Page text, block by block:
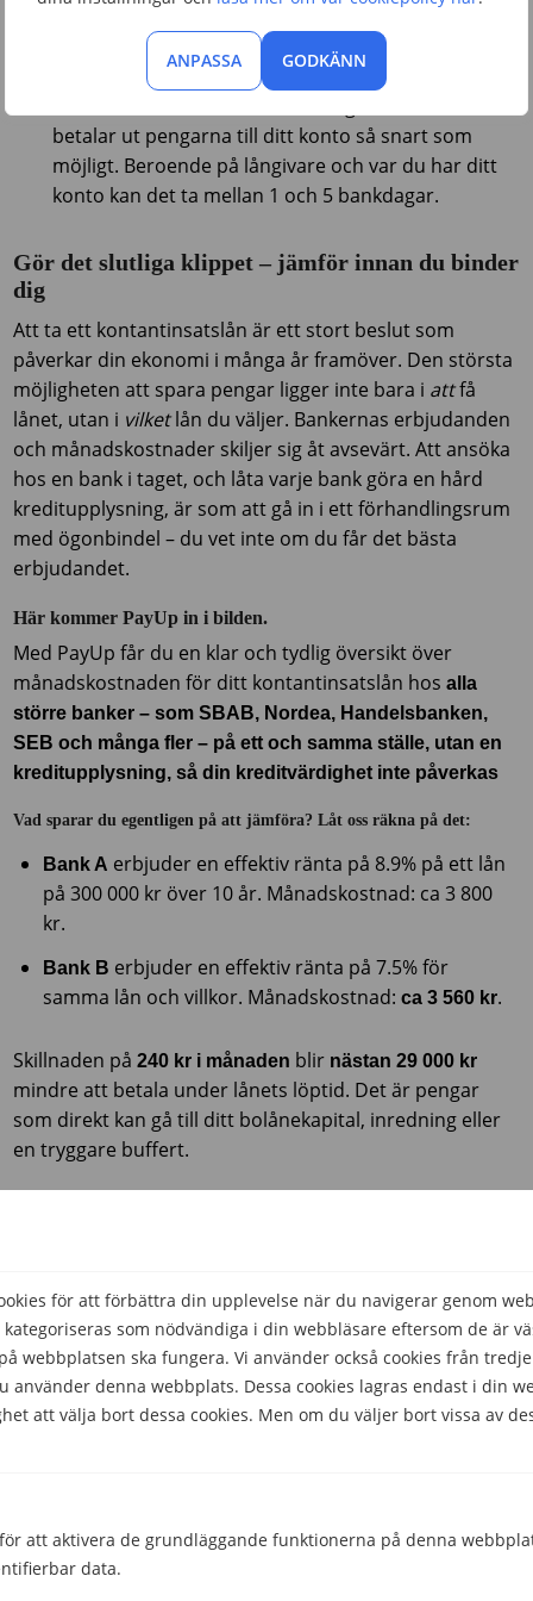
ANPASSA GODKÄNN
för att förbättra din upplevelse när du navigerar genom
kategoriseras som nödvändiga i din webbläsare eftersom de är
webbplatsen ska fungera. Vi använder också cookies från
använder denna webbplats. Dessa cookies lagras endast i din
att välja bort dessa cookies. Men om du väljer bort vissa av
att aktivera de grundläggande funktionerna på denna
data.
ansökan eller när du har accepterat erbjudandet
(om du ansökt via låneförmedlare) signerar du
betalar ut pengarna till ditt konto så snart som
möjligt. Beroende på långivare och var du har ditt
konto kan det ta mellan 1 och 5 bankdagar.
Gör det slutliga klippet – jämför innan du binder
dig
Att ta ett kontantinsatslån är ett stort beslut som
påverkar din ekonomi i många år framöver. Den största
möjligheten att spara pengar ligger inte bara i attfå
lånet, utan i vilketlån du väljer. Bankernas erbjudanden
och månadskostnader skiljer sig åt avsevärt. Att ansöka
hos en bank i taget, och låta varje bank göra en hård
kreditupplysning, är som att gå in i ett förhandlingsrum
med ögonbindel – du vet inte om du får det bästa
erbjudandet.
Här kommer PayUp in i bilden.
Med PayUp får du en klar och tydlig översikt över
månadskostnaden för ditt kontantinsatslån hosalla
större banker – som SBAB, Nordea, Handelsbanken,
SEB och många fler – på ett och samma ställe, utan en
kreditupplysning, så din kreditvärdighet inte påverkas
Vad sparar du egentligen på att jämföra? Låt oss räkna på det:
Bank A erbjuder en effektiv ränta på 8.9% på ett lån
på 300 000 kr över 10 år. Månadskostnad: ca 3 800
kr.
Bank B erbjuder en effektiv ränta på 7.5% för
samma lån och villkor. Månadskostnad:ca 3 560 kr.
Skillnaden på240 kr i månaden blir nästan 29 000 kr
mindre att betala under lånets löptid. Det är pengar
som direkt kan gå till ditt bolånekapital, inredning eller
en tryggare buffert.
pengar, och mest av allt – du får tryggheten att veta att
ditt val är välgrundatutan risk för din kreditvärdighet.
Jämför kontantinsatslån riskfritt på PayuUp.se
Finns det kontantinsatslån utan UC?
kreditupplysningföretag än UC erbjuder i de flesta fall
mindre lån som snabblån och kontokrediter, vilka inte